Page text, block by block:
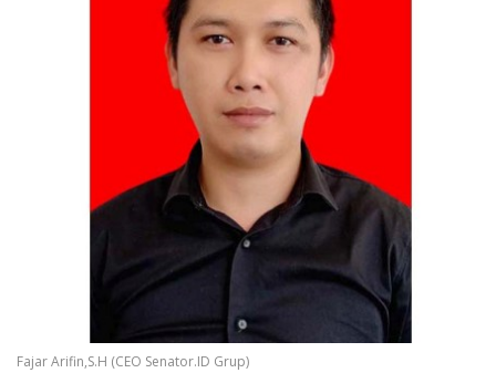
Fajar Arifin,S.H (CEO Senator.ID Grup)